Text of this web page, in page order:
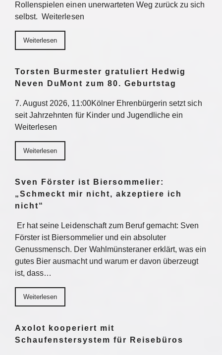
Rollenspielen einen unerwarteten Weg zurück zu sich
selbst. Weiterlesen
Weiterlesen
Torsten Burmester gratuliert Hedwig
Neven DuMont zum 80. Geburtstag
7. August 2026, 11:00Kölner Ehrenbürgerin setzt sich
seit Jahrzehnten für Kinder und Jugendliche ein
Weiterlesen
Weiterlesen
Sven Förster ist Biersommelier:
„Schmeckt mir nicht, akzeptiere ich
nicht“
Er hat seine Leidenschaft zum Beruf gemacht: Sven
Förster ist Biersommelier und ein absoluter
Genussmensch. Der Wahlmünsteraner erklärt, was ein
gutes Bier ausmacht und warum er davon überzeugt
ist, dass…
Weiterlesen
Axolot kooperiert mit
Schaufenstersystem für Reisebüros